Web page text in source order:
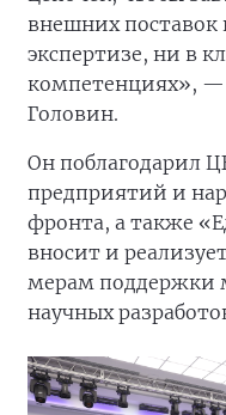
внешних
экспертизе, ни в
компетенциях», —
Головин.
Он поблагодарил
предприятий и
фронта, а также
вносит и
мерам поддержки
научных